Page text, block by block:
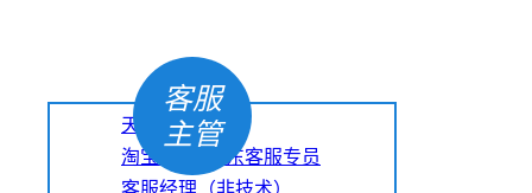
客服
主管
天猫客服
淘宝/天猫/京东客服专员
客服经理（非技术）